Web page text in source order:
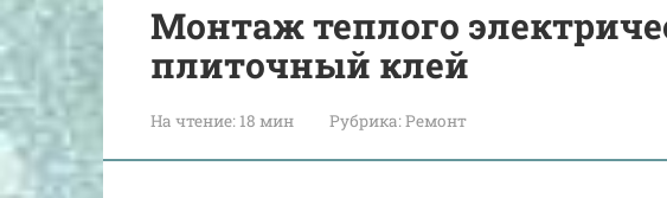
Монтаж теплого
плиточный клей
На чтение: 18 мин Рубрика:Ремонт